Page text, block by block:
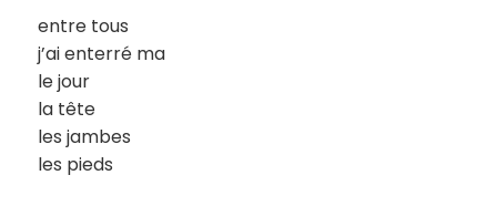
entre tous
j’ai enterré ma
le jour
la tête
les jambes
les pieds